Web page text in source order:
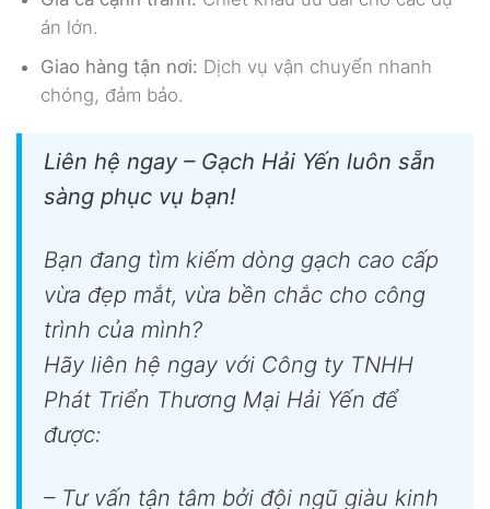
án lớn.
Giao hàng tận nơi: Dịch vụ vận chuyển nhanh
chóng, đảm bảo.
Liên hệ ngay – Gạch Hải Yến luôn sẵn
sàng phục vụ bạn!
Bạn đang tìm kiếm dòng gạch cao cấp
vừa đẹp mắt, vừa bền chắc cho công
trình của mình?
Hãy liên hệ ngay với Công ty TNHH
Phát Triển Thương Mại Hải Yến để
được:
– Tư vấn tận tâm bởi đội ngũ giàu kinh